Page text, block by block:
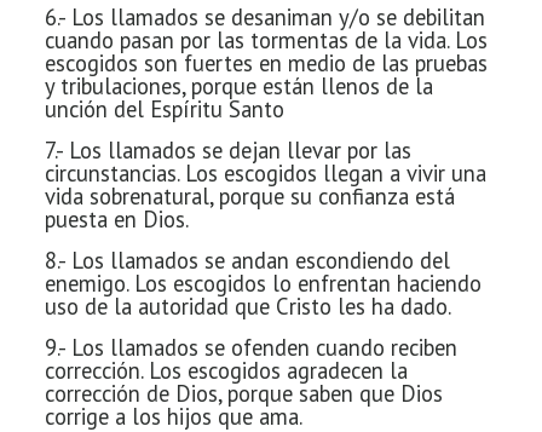
6.- Los llamados se desaniman y/o se debilitan
cuando pasan por las tormentas de la vida. Los
escogidos sonfuertes en medio de las pruebas
y tribulaciones, porque están llenos de la
unción del Espíritu Santo
7.- Los llamados se dejan llevar por las
circunstancias. Los escogidos llegan a vivir una
vida sobrenatural, porque su confianza está
puesta en Dios.
8.- Los llamados se andan escondiendo del
enemigo. Los escogidos lo enfrentan haciendo
uso de la autoridad que Cristo les ha dado.
9.- Los llamados se ofenden cuando reciben
corrección. Los escogidos agradecen la
corrección de Dios, porque saben que Dios
corrige a los hijos que ama.